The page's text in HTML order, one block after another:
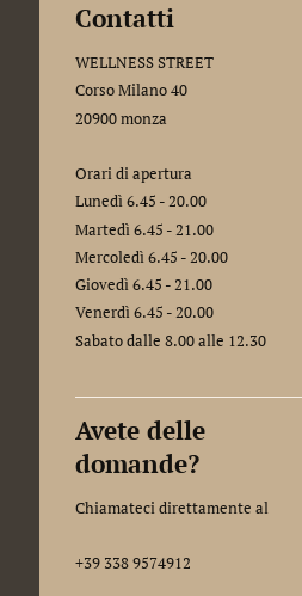
Contatti
WELLNESS STREET
Corso Milano 40
20900 monza
Orari di apertura
Lunedì 6.45 - 20.00
Martedì 6.45 - 21.00
Mercoledì 6.45 - 20.00
Giovedì 6.45 - 21.00
Venerdì 6.45 - 20.00
Sabato dalle 8.00 alle 12.30
Avete delle
domande?
Chiamateci direttamente al
+39 338 9574912